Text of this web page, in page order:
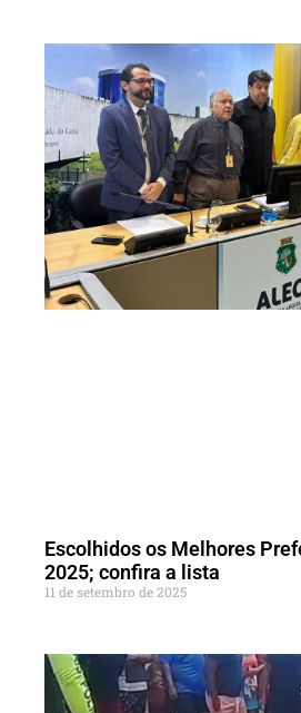
Escolhidos os Melhores
2025; confira a lista
11 de setembro de 2025